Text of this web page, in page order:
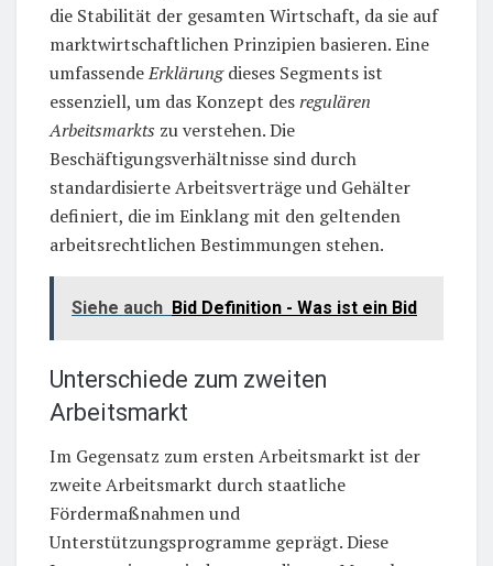
die Stabilität der gesamten Wirtschaft, da sie auf
marktwirtschaftlichen Prinzipien basieren. Eine
umfassendeErklärungdieses Segments ist
essenziell, um das Konzept desregulären
Arbeitsmarkts zu verstehen. Die
Beschäftigungsverhältnisse sind durch
standardisierte Arbeitsverträge und Gehälter
definiert, die im Einklang mit den geltenden
arbeitsrechtlichen Bestimmungen stehen.
Siehe auch Bid Definition - Was ist ein Bid
Unterschiede zum zweiten
Arbeitsmarkt
Im Gegensatz zum ersten Arbeitsmarkt ist der
zweite Arbeitsmarkt durch staatliche
Fördermaßnahmen und
Unterstützungsprogramme geprägt. Diese